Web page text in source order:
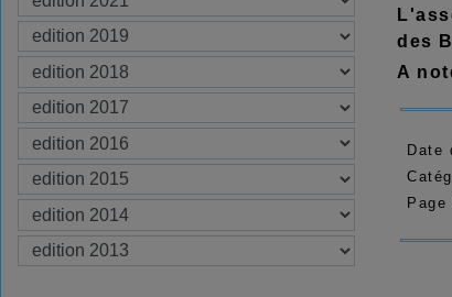
des
A